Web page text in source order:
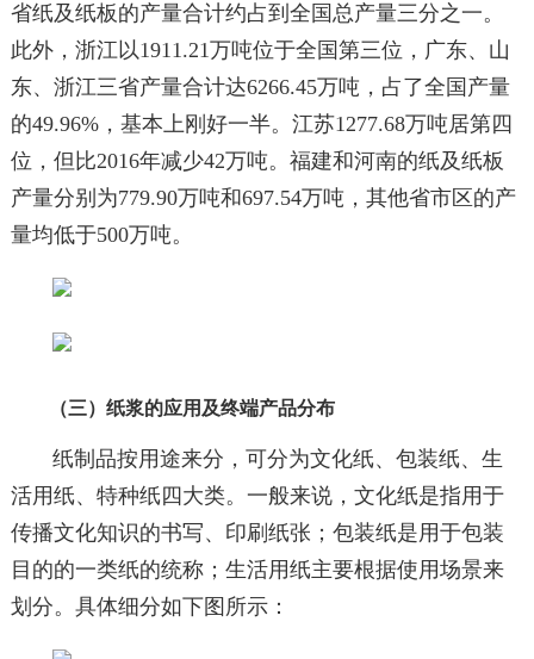
省纸及纸板的产量合计约占到全国总产量三分之一。
此外，浙江以1911.21万吨位于全国第三位，广东、山
东、浙江三省产量合计达6266.45万吨，占了全国产量
的49.96%，基本上刚好一半。江苏1277.68万吨居第四
位，但比2016年减少42万吨。福建和河南的纸及纸板
产量分别为779.90万吨和697.54万吨，其他省市区的产
量均低于500万吨。
（三）纸浆的应用及终端产品分布
纸制品按用途来分，可分为文化纸、包装纸、生
活用纸、特种纸四大类。一般来说，文化纸是指用于
传播文化知识的书写、印刷纸张；包装纸是用于包装
目的的一类纸的统称；生活用纸主要根据使用场景来
划分。具体细分如下图所示：